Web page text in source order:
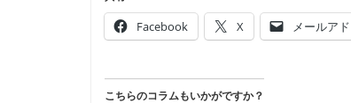
Facebook X メールア
こちらのコラムもいかがですか？